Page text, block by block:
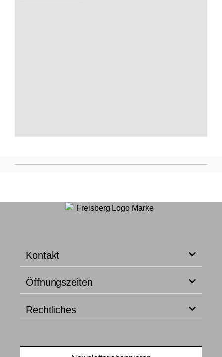
Kontakt
Öffnungszeiten
Rechtliches